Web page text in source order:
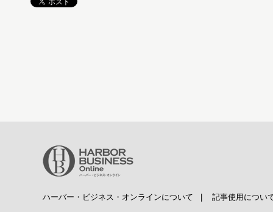
ハーバー・ビジネス・オンラインについて 記事使用につい